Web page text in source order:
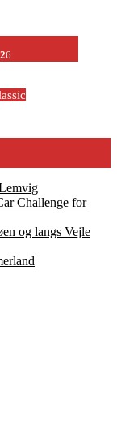
6
Challenge for
og langs Vejle